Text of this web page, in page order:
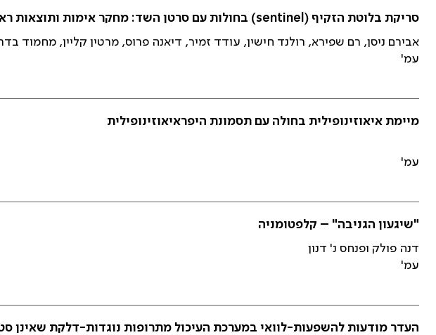
סריקת בלוטת הזקיף (sentinel) בחולות עם סרטן השד: מחקר אימות ותוצאות ראשוניות
אבירם ניסן, רם שפירא, רולנד חישין, עודד זמיר, דיאנה פרוס, מרטין קליין, מחמוד
עמ'
מיימת איאוזינופילית בחולה עם תסמונת היפראיאוזינופילית
עמ'
"שיגעון הגניבה" – קלפטומניה
דנה פולק ופנחס נ' דנון
עמ'
העדר מודעות להשפעות-לוואי במערכת העיכול מתרופות נוגדות-דלקת שאינן